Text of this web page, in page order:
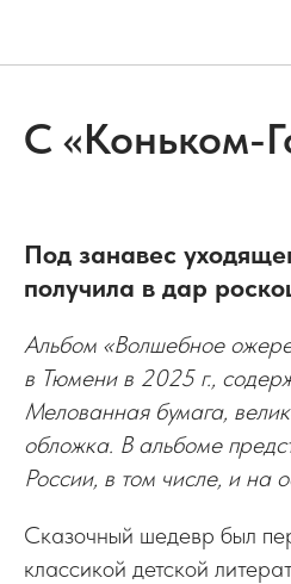
С «Коньком-
Под занавес
получила в дар
Альбом «Волшебное
в Тюмени в 2025 г.,
Мелованная бумага,
обложка. В альбоме
России, в том числе, и на
Сказочный шедевр был
классикой детской